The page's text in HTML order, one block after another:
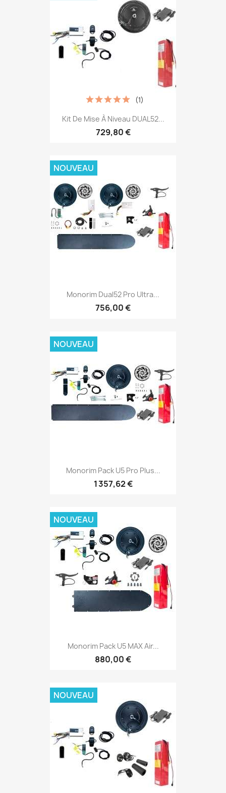
Kit De Mise À Niveau DUAL52...
729,80 €
(1)
Monorim Dual52 Pro Ultra...
756,00 €
NOUVEAU
Monorim Pack U5 Pro Plus...
1 357,62 €
NOUVEAU
Monorim Pack U5 MAX Air...
880,00 €
NOUVEAU
NOUVEAU